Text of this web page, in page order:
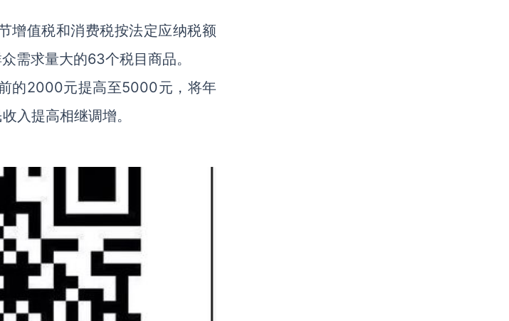
增值税和消费税按法定应纳税额
需求量大的63个税目商品。
的2000元提高至5000元，将年
入提高相继调增。